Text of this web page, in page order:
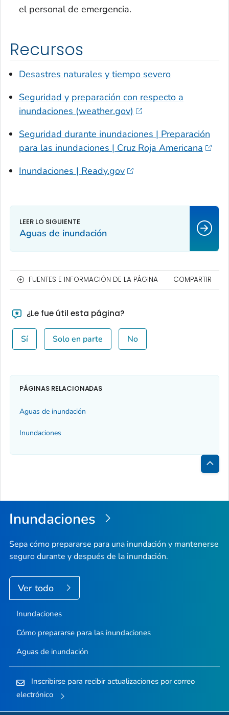
el personal de emergencia.
Recursos
Desastres naturales y tiempo severo
Seguridad y preparación con respecto a
inundaciones (weather.gov)
Seguridad durante inundaciones | Preparación
para las inundaciones | Cruz Roja Americana
Inundaciones | Ready.gov
Aguas de inundación
FUENTES E INFORMACIÓN DE LA PÁGINA COMPARTIR
¿Le fue útil esta página?
Sí Solo en parte No
PÁGINAS RELACIONADAS
Aguas de inundación
Inundaciones
la
Inundaciones
Sepa cómo prepararse para una inundación y mantenerse
seguro durante y después de la inundación.
Ver todo
Inundaciones
Cómo prepararse para las inundaciones
Aguas de inundación
Inscribirse para recibir actualizaciones por correo
electrónico